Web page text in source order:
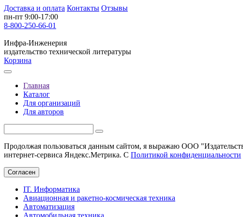
Доставка и оплата Контакты Отзывы
пн-пт 9:00-17:00
8-800-250-66-01
Инфра-Инженерия
издательство технической литературы
Корзина
Главная
Каталог
Для организаций
Для авторов
Продолжая пользоваться данным сайтом, я выражаю ООО
интернет-сервиса Яндекс.Метрика. С Политикой конфиденциальности
Согласен
IT. Информатика
Авиационная и ракетно-космическая техника
Автоматизация
Автомобильная техника